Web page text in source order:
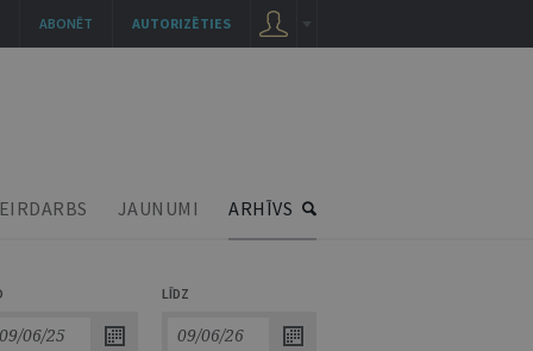
JAUNUMI ARHĪVS
LĪDZ
AUTORIZĒTIES
ABONĒT